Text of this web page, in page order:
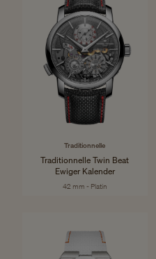
Traditionnelle
Traditionnelle Twin Beat
Ewiger Kalender
42 mm - Platin